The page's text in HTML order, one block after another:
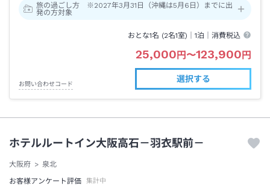
旅の過ごし方 ※2027年3月31日（沖縄は5月6日）までに出
発の方対象
おとな1名 (2名1室)｜1泊 ｜消費税込
25,000円〜123,900円
お問い合わせコード
選択する
ホテルルートイン大阪高石－羽衣駅前－
大阪府
泉北
お客様アンケート評価
集計中